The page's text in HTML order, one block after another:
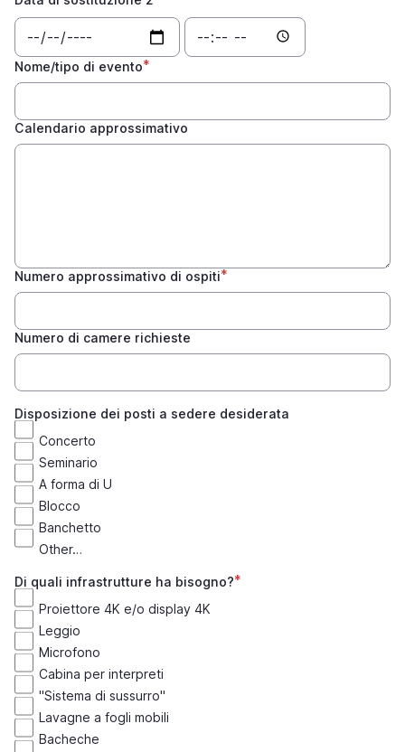
1:
Data
Time
Data
sostituzione
2:
Data
Data
sostituzione
Nome/tipo di evento
Calendario approssimativo
Numero approssimativo di ospiti
Numero di camere richieste
Disposizione dei posti a sedere desiderata
Concerto
Seminario
A forma di U
Blocco
Banchetto
Other…
Di quali infrastrutture ha bisogno?
Proiettore 4K e/o display 4K
Leggio
Microfono
Cabina per interpreti
"Sistema di sussurro"
Lavagne a fogli mobili
Bacheche